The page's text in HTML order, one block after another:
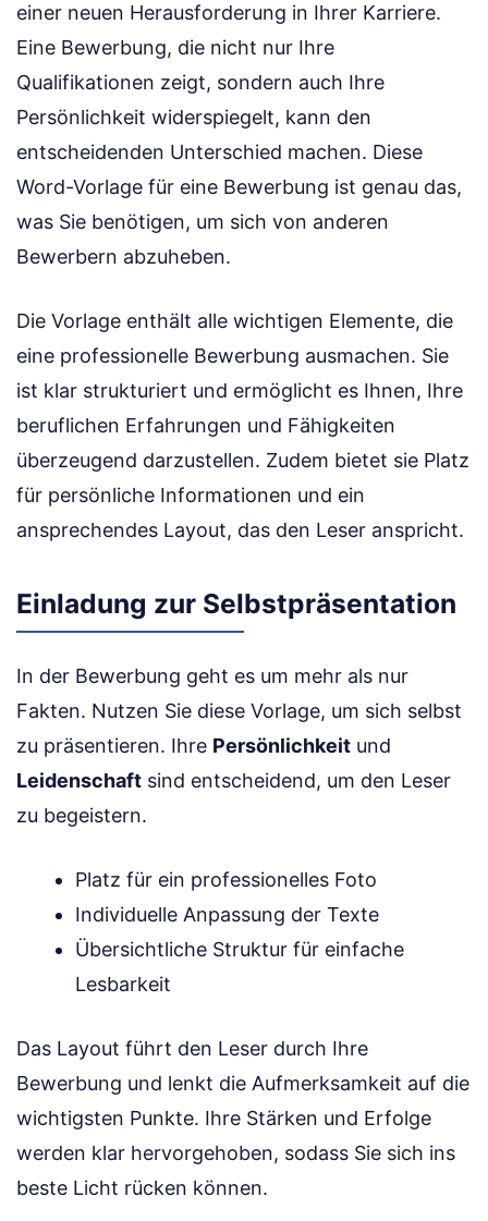
einer neuen Herausforderung in Ihrer Karriere.
Eine Bewerbung, die nicht nur Ihre
Qualifikationen zeigt, sondern auch Ihre
Persönlichkeit widerspiegelt, kann den
entscheidenden Unterschied machen. Diese
Word-Vorlage für eine Bewerbung ist genau das,
was Sie benötigen, um sich von anderen
Bewerbern abzuheben.
Die Vorlage enthält alle wichtigen Elemente, die
eine professionelle Bewerbung ausmachen. Sie
ist klar strukturiert und ermöglicht es Ihnen, Ihre
beruflichen Erfahrungen und Fähigkeiten
überzeugend darzustellen. Zudem bietet sie Platz
für persönliche Informationen und ein
ansprechendes Layout, das den Leser anspricht.
Einladung zur Selbstpräsentation
In der Bewerbung geht es um mehr als nur
Fakten. Nutzen Sie diese Vorlage, um sich selbst
zu präsentieren. Ihre Persönlichkeit und
Leidenschaft sind entscheidend, um den Leser
zu begeistern.
Platz für ein professionelles Foto
Individuelle Anpassung der Texte
Übersichtliche Struktur für einfache
Lesbarkeit
Das Layout führt den Leser durch Ihre
Bewerbung und lenkt die Aufmerksamkeit auf die
wichtigsten Punkte. Ihre Stärken und Erfolge
werden klar hervorgehoben, sodass Sie sich ins
beste Licht rücken können.